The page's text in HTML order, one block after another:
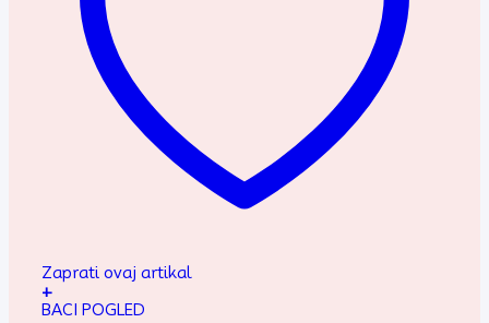
Zaprati ovaj artikal
+
BACI POGLED